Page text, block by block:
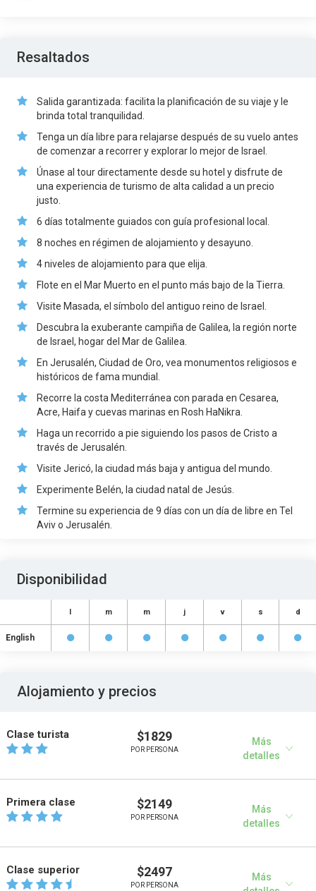
Resaltados
Salida garantizada: facilita la planificación de su viaje y le
brinda total tranquilidad.
Tenga un día libre para relajarse después de su vuelo antes
de comenzar a recorrer y explorar lo mejor de Israel.
Únase al tour directamente desde su hotel y disfrute de
una experiencia de turismo de alta calidad a un precio
justo.
6 días totalmente guiados con guía profesional local.
8 noches en régimen de alojamiento y desayuno.
4 niveles de alojamiento para que elija.
Flote en el Mar Muerto en el punto más bajo de la Tierra.
Visite Masada, el símbolo del antiguo reino de Israel.
Descubra la exuberante campiña de Galilea, la región norte
de Israel, hogar del Mar de Galilea.
En Jerusalén, Ciudad de Oro, vea monumentos religiosos e
históricos de fama mundial.
Recorre la costa Mediterránea con parada en Cesarea,
Acre, Haifa y cuevas marinas en Rosh HaNikra.
Haga un recorrido a pie siguiendo los pasos de Cristo a
través de Jerusalén.
Visite Jericó, la ciudad más baja y antigua del mundo.
Experimente Belén, la ciudad natal de Jesús.
Termine su experiencia de 9 días con un día de libre en Tel
Aviv o Jerusalén.
Disponibilidad
l m m j v s d
English
Alojamiento y precios
Clase turista $1829
POR PERSONA
Más
detalles
Primera clase $2149
POR PERSONA
Más
detalles
Clase superior $2497
POR PERSONA
Más